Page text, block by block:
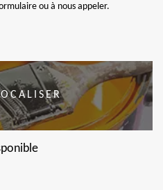
ou à nous appeler.